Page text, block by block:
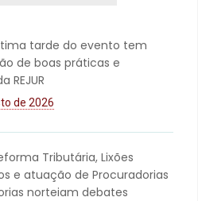
tarde do evento tem
de boas práticas e
REJUR
de 2026
Tributária, Lixões
e atuação de Procuradorias
norteiam debates